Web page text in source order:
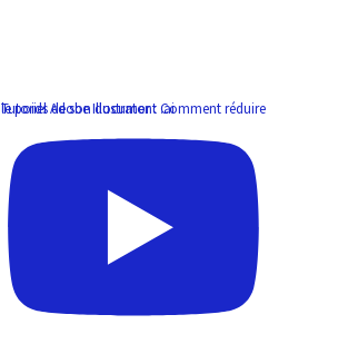
Tutoriel Adobe Illustrator : Comment réduire le poids de son document .ai